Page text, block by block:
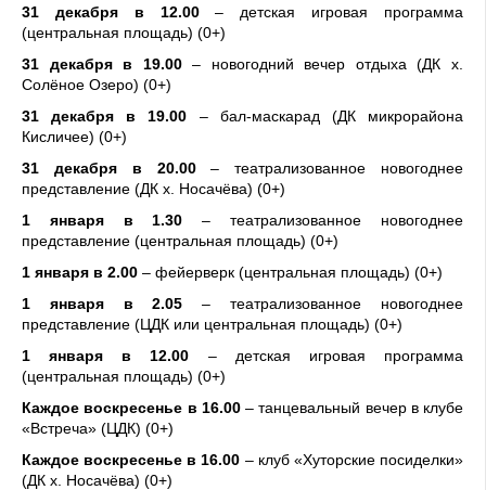
31 декабря в 12.00– детская игровая программа
(центральная площадь) (0+)
31 декабря в 19.00– новогодний вечер отдыха (ДК х.
Солёное Озеро) (0+)
31декабря в 19.00 – бал-маскарад (ДК микрорайона
Кисличее) (0+)
31 декабря в 20.00– театрализованное новогоднее
представление (ДК х. Носачёва) (0+)
1 января в 1.30– театрализованное новогоднее
представление (центральная площадь) (0+)
1 января в 2.00 – фейерверк (центральная площадь) (0+)
1 января в 2.05– театрализованное новогоднее
представление (ЦДК или центральная площадь) (0+)
1 января в 12.00 – детская игровая программа
(центральная площадь) (0+)
Каждое воскресенье в 16.00 – танцевальный вечер в клубе
«Встреча» (ЦДК) (0+)
Каждое воскресенье в 16.00 – клуб «Хуторские посиделки»
(ДК х. Носачёва) (0+)